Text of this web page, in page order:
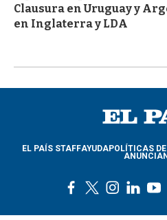
Clausura en Uruguay y
en Inglaterra y LDA
EL PAÍS STAFFAYUDAPOLÍTICAS
c
w
i
s
l
n
y
u